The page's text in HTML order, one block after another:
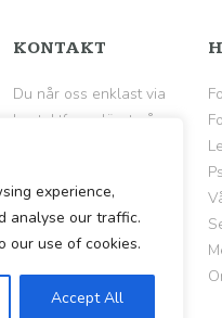
experience,
analyse our traffic.
our use of cookies.
Accept All
KONTAKT
Du når oss enklast via
kontaktformuläret på